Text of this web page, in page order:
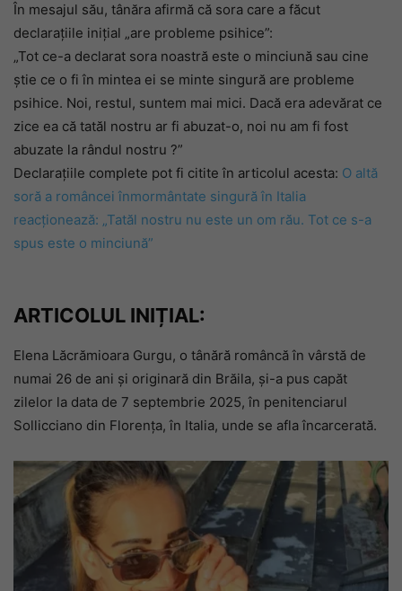
În mesajul său, tânăra afirmă că sora care a făcut
declarațiile inițial „are probleme psihice”:
„Tot ce-a declarat sora noastră este o minciună sau cine
știe ce o fi în mintea ei se minte singură are probleme
psihice. Noi, restul, suntem mai mici. Dacă era adevărat ce
zice ea că tatăl nostru ar fi abuzat-o, noi nu am fi fost
abuzate la rândul nostru ?”
Declarațiile complete pot fi citite în articolul acesta: O altă
soră a româncei înmormântate singură în Italia
reacționează: „Tatăl nostru nu este un om rău. Tot ce s-a
spus este o minciună”
ARTICOLUL INIȚIAL:
Elena Lăcrămioara Gurgu, o tânără româncă în vârstă de
numai 26 de ani și originară din Brăila, și-a pus capăt
zilelor la data de 7 septembrie 2025, în penitenciarul
Sollicciano din Florența, în Italia, unde se afla încarcerată.